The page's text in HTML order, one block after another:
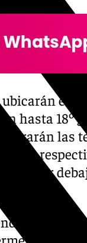
en
hasta 18º
las
por
un
se